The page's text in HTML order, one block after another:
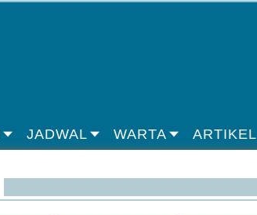
JADWAL WARTA ARTIKEL